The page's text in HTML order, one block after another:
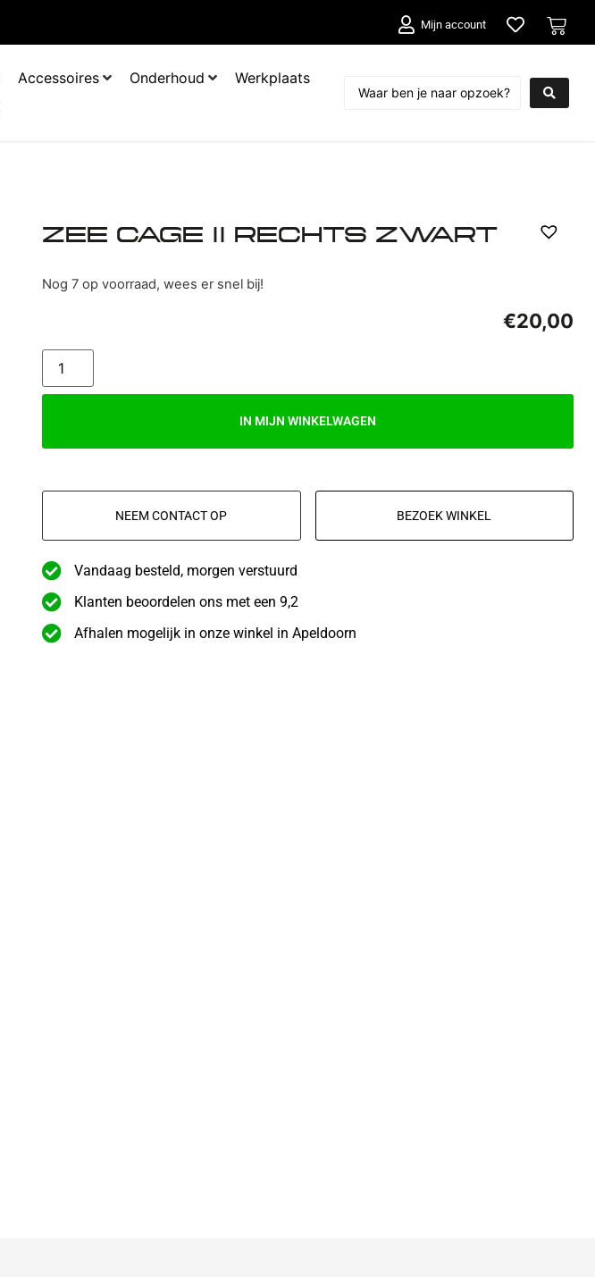
Mijn account
Accessoires Onderhoud
Werkplaats
ZEE CAGE II RECHTS ZWART
Nog 7 op voorraad, wees er snel bij!
€20,00
IN MIJN WINKELWAGEN
NEEM CONTACT OP BEZOEK WINKEL
Vandaag besteld, morgen verstuurd
Klanten beoordelen ons met een 9,2
Afhalen mogelijk in onze winkel in Apeldoorn